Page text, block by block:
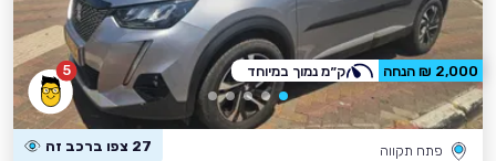
5
פתח תקווה 27 צפו ברכב זה
2,000 ₪ הנחה ק״מ נמוך במיוחד